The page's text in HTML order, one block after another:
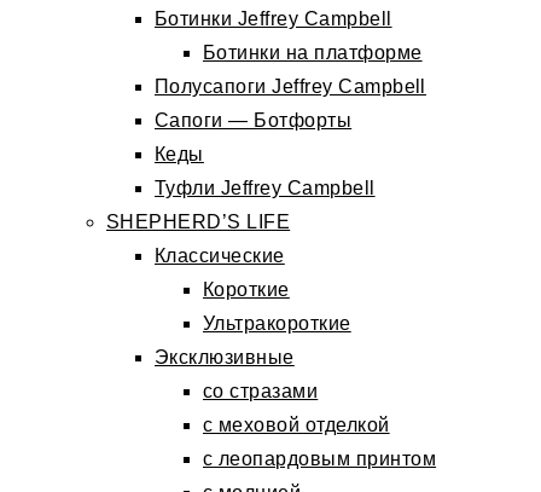
Ботинки Jeffrey Campbell
Ботинки на платформе
Полусапоги Jeffrey Campbell
Сапоги — Ботфорты
Кеды
Туфли Jeffrey Campbell
SHEPHERD’S LIFE
Классические
Короткие
Ультракороткие
Эксклюзивные
со стразами
с меховой отделкой
с леопардовым принтом